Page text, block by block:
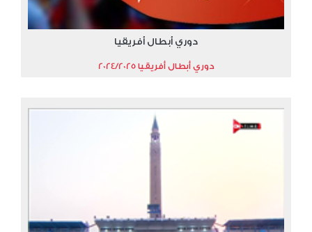
دوري أبطال أفريقيا
دوري أبطال أفريقيا 2024/2025